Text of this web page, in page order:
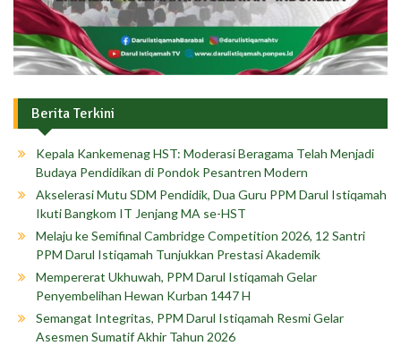
Berita Terkini
Kepala Kankemenag HST: Moderasi Beragama Telah Menjadi
Budaya Pendidikan di Pondok Pesantren Modern
Akselerasi Mutu SDM Pendidik, Dua Guru PPM Darul Istiqamah
Ikuti Bangkom IT Jenjang MA se-HST
Melaju ke Semifinal Cambridge Competition 2026, 12 Santri
PPM Darul Istiqamah Tunjukkan Prestasi Akademik
Mempererat Ukhuwah, PPM Darul Istiqamah Gelar
Penyembelihan Hewan Kurban 1447 H
Semangat Integritas, PPM Darul Istiqamah Resmi Gelar
Asesmen Sumatif Akhir Tahun 2026